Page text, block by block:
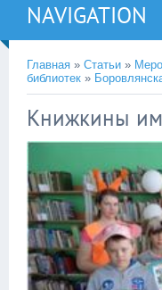
NAVIGATION
Главная » Статьи »
библиотек »
Книжкины